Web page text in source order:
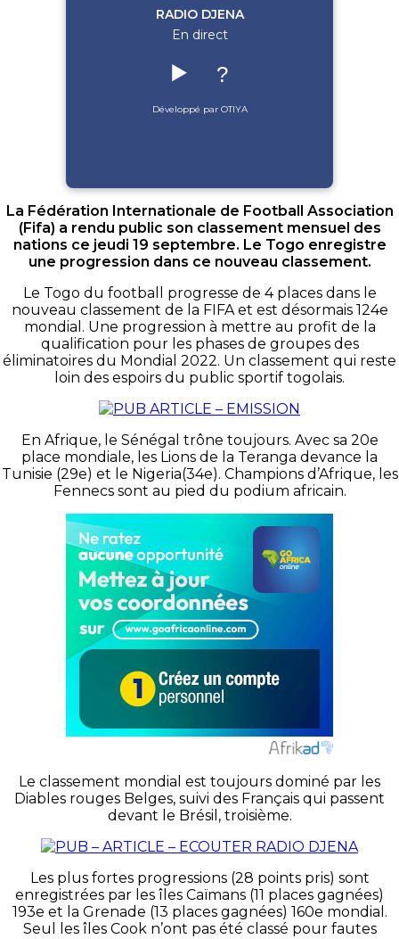
RADIO DJENA
En direct
▶️ ?
Développé par OTIYA
La Fédération Internationale de Football Association
(Fifa) a rendu public son classement mensuel des
nations ce jeudi 19 septembre. Le Togo enregistre
une progression dans ce nouveau classement.
Le Togo du football progresse de 4 places dans le
nouveau classement de la FIFA et est désormais 124e
mondial. Une progression à mettre au profit de la
qualification pour les phases de groupes des
éliminatoires du Mondial 2022. Un classement qui reste
loin des espoirs du public sportif togolais.
En Afrique, le Sénégal trône toujours. Avec sa 20e
place mondiale, les Lions de la Teranga devance la
Tunisie (29e) et le Nigeria(34e). Champions d’Afrique, les
Fennecs sont au pied du podium africain.
Le classement mondial est toujours dominé par les
Diables rouges Belges, suivi des Français qui passent
devant le Brésil, troisième.
Les plus fortes progressions (28 points pris) sont
enregistrées par les îles Caïmans (11 places gagnées)
193e et la Grenade (13 places gagnées) 160e mondial.
Seul les îles Cook n’ont pas été classé pour fautes